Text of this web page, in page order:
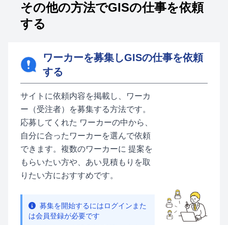
その他の方法でGISの仕事を依頼
する
ワーカーを募集しGISの仕事を依頼
する
サイトに依頼内容を掲載し、ワーカ
ー（受注者）を募集する方法です。
応募してくれた ワーカーの中から、
自分に合ったワーカーを選んで依頼
できます。複数のワーカーに 提案を
もらいたい方や、あい見積もりを取
りたい方におすすめです。
募集を開始するにはログインまた
は会員登録が必要です